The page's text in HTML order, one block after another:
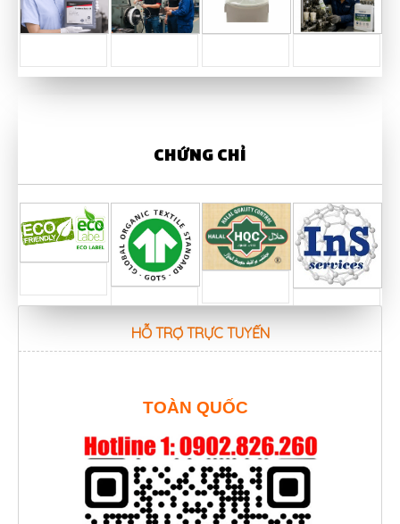
CHỨNG CHỈ
HỖ TRỢ TRỰC TUYẾN
TOÀN QUỐC